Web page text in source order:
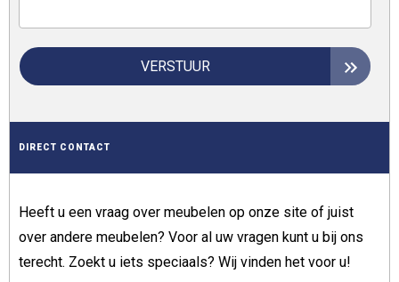
VERSTUUR
DIRECT CONTACT
Heeft u een vraag over meubelen op onze site of juist
over andere meubelen? Voor al uw vragen kunt u bij ons
terecht. Zoekt u iets speciaals? Wij vinden het voor u!